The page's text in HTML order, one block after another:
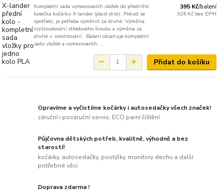
Kompletní sada vymezovacích vložek do předního
kolečka kočárku X-lander (plast.disk). Pokud se
opotřebí, je potřeba vyměnit za druhé. Výměna:
rozšroubování středového šroubu a výměna za
druhé + smontování Balení obsahuje kompletní
sadu vložek a vymezovacích ...
395 Kč/balení
326 Kč bez DPH
Přidat do košíku
Opravíme a vyčistíme kočárky i autosedačky všech značek!
záruční i pozáruční servis, ECO parní čištění
Půjčovna dětských potřeb, kvalitně, výhodně a bez
starostí!
kočárky, autosedačky, postýlky, monitory dechu a další
potřebné věci
Doprava zdarma !